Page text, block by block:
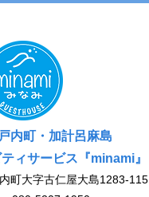
内町・加計呂麻島
ィサービス『minami』
町大字古仁屋大島1283-115